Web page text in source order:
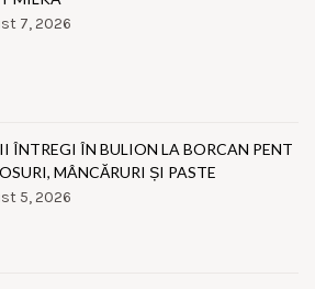
7, 2026
ÎNTREGI ÎN BULION LA BORCAN PENT
MÂNCĂRURI ȘI PASTE
5, 2026